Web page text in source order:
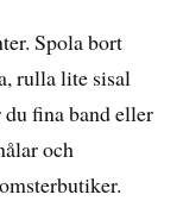
Spola bort
rulla lite sisal
fina band eller
och